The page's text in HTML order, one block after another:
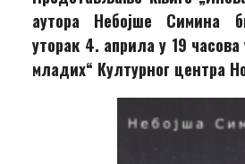
аутора Небојше Симина
уторак 4. априла у 19
младих“ Културног центра